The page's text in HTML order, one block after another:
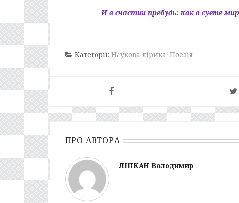
И в счастии пребудь: как в суете
Категорії: Наукова лірика, Поезія
ПРО АВТОРА
ЛІПКАН Володимир